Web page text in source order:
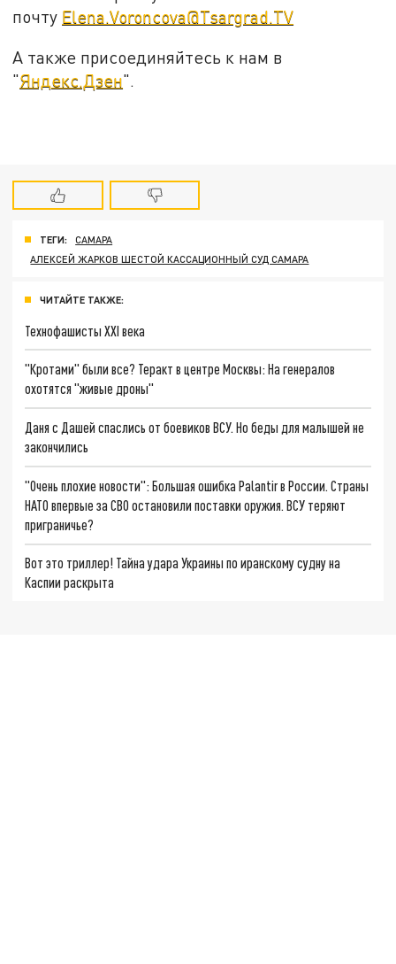
почту Elena.Voroncova@Tsargrad.TV
А также присоединяйтесь к нам в
"Яндекс.Дзен".
ТЕГИ:
САМАРА
АЛЕКСЕЙ ЖАРКОВ ШЕСТОЙ КАССАЦИОННЫЙ СУД САМАРА
ЧИТАЙТЕ ТАКЖЕ:
Технофашисты XXI века
"Кротами" были все? Теракт в центре Москвы: На генералов
охотятся "живые дроны"
Даня с Дашей спаслись от боевиков ВСУ. Но беды для малышей не
закончились
"Очень плохие новости": Большая ошибка Palantir в России. Страны
НАТО впервые за СВО остановили поставки оружия. ВСУ теряют
приграничье?
Вот это триллер! Тайна удара Украины по иранскому судну на
Каспии раскрыта